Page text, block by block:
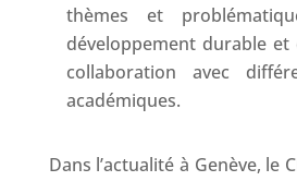
thèmes et
développement durable et
collaboration avec
académiques.
Dans l’actualité à Genève, le